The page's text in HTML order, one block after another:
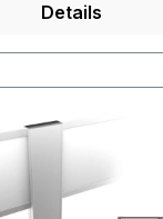
Details